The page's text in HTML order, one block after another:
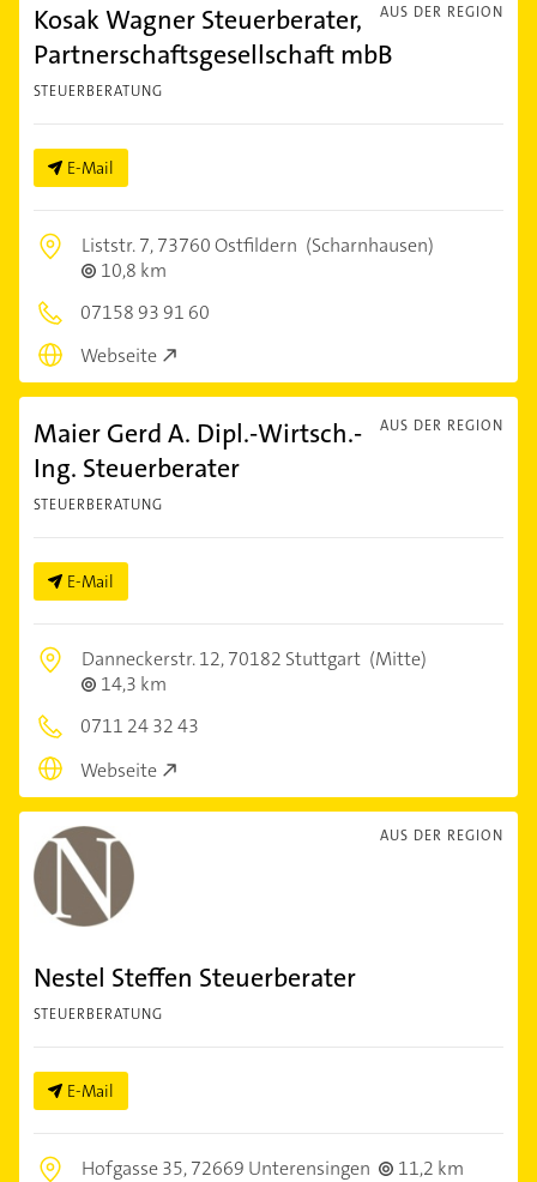
AUS DER REGION
Kosak Wagner Steuerberater,
Partnerschaftsgesellschaft mbB
STEUERBERATUNG
E-Mail
Liststr. 7,73760 Ostfildern (Scharnhausen)
10,8 km
07158 93 91 60
Webseite
AUS DER REGION
Maier Gerd A. Dipl.-Wirtsch.-
Ing. Steuerberater
STEUERBERATUNG
E-Mail
Danneckerstr. 12,70182 Stuttgart (Mitte)
14,3 km
0711 24 32 43
Webseite
AUS DER REGION
Nestel Steffen Steuerberater
STEUERBERATUNG
E-Mail
Hofgasse 35,72669 Unterensingen
11,2 km